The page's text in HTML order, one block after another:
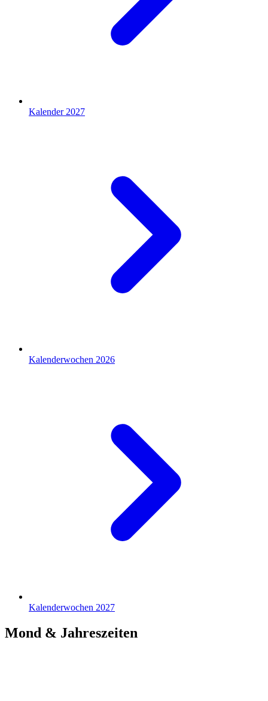
Kalender 2027
Kalenderwochen 2026
Kalenderwochen 2027
Mond & Jahreszeiten